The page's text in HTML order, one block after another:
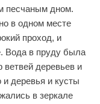
песчаным дном.
в одном месте
проход, и
Вода в пруду была
ветвей деревьев и
деревья и кусты
в зеркале